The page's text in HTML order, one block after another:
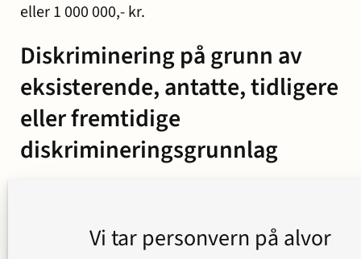
eller 1 000 000,- kr.
Diskriminering på grunn av
eksisterende, antatte, tidligere
eller fremtidige
diskrimineringsgrunnlag
antatte, tidligere eller fremtidige
Vi tar personvern på alvor